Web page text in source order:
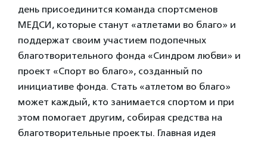
день присоединится команда спортсменов
МЕДСИ, которые станут «атлетами во благо» и
поддержат своим участием подопечных
благотворительного фонда «Синдром любви» и
проект «Спорт во благо», созданный по
инициативе фонда. Стать «атлетом во благо»
может каждый, кто занимается спортом и при
этом помогает другим, собирая средства на
благотворительные проекты. Главная идея